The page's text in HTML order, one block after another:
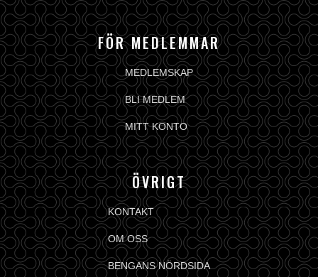
FÖR MEDLEMMAR
MEDLEMSKAP
BLI MEDLEM
MITT KONTO
ÖVRIGT
KONTAKT
OM OSS
BENGANS NÖRDSIDA